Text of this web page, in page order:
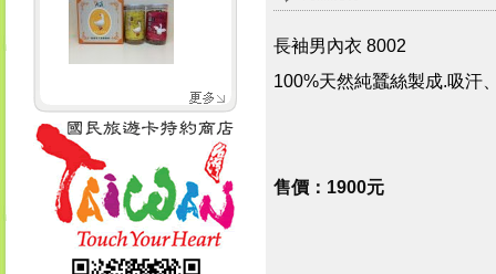
長袖男內衣 8002
100%天然純蠶絲製成.吸汗
售價：1900元